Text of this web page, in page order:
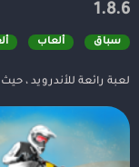
1.8.6
سباق ألعاب
لعبة رائعة للأندرويد